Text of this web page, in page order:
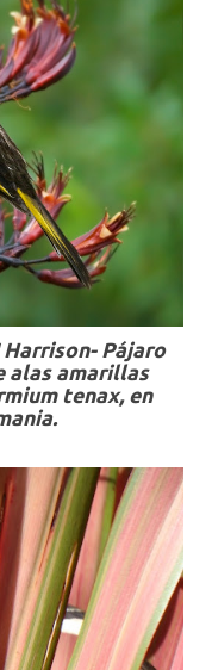
Pájaro
alas amarillas
tenax, en